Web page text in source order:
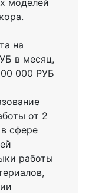
моделей
на
в месяц,
000 РУБ
от 2
сфере
работы